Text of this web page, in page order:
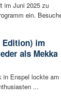
im Juni 2025 zu
ein.
Edition) im
als Mekka
in Enspel lockte am
...